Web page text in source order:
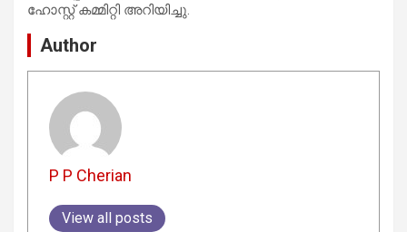
ഹോസ്റ്റ് കമ്മിറ്റി അറിയിച്ചു.
Author
P P Cherian
View all posts